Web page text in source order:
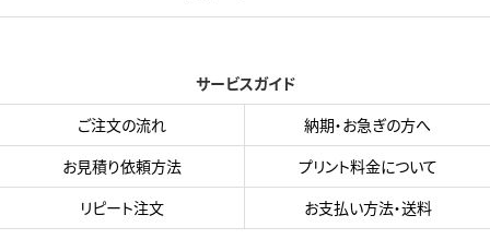
サービスガイド
ご注文の流れ
納期・お急ぎの方へ
お見積り依頼方法
プリント料金について
リピート注文
お支払い方法・送料